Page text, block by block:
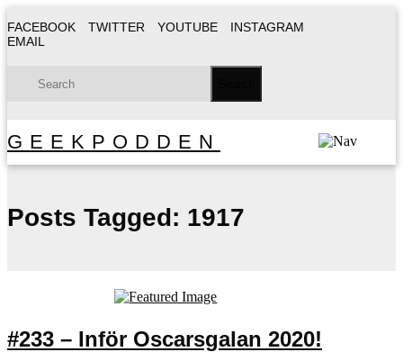
FACEBOOK TWITTER YOUTUBE
INSTAGRAM
EMAIL
GEEKPODDEN
Posts Tagged: 1917
#233 – Inför Oscarsgalan 2020!